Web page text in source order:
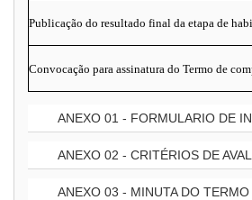
Publicação do resultado final da etapa de
Convocação para assinatura do Termo de
ANEXO 01 - FORMULARIO DE
ANEXO 02 - CRITÉRIOS DE
ANEXO 03 - MINUTA DO